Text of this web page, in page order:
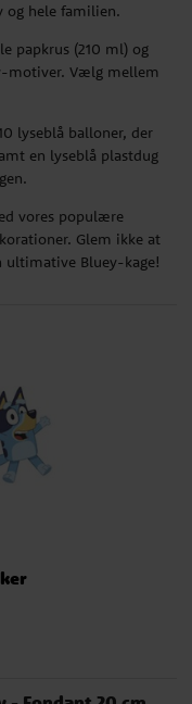
og hele familien.
papkrus (210 ml) og
motiver. Vælg mellem
lyseblå balloner, der
en lyseblå plastdug
vores populære
Glem ikke at
ultimative Bluey-kage!